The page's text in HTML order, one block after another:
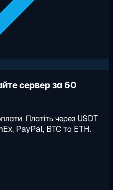
сервер за 60
Платіть через USDT
PayPal, BTC та ETH.